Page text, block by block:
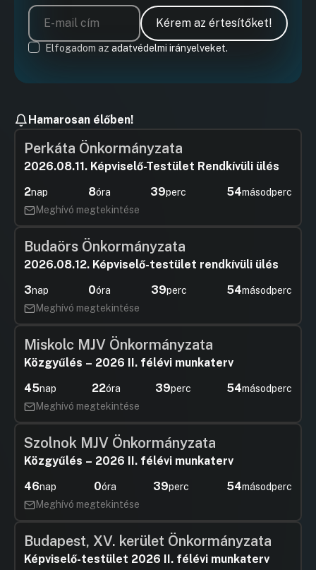
Kérem az értesítőket!
Elfogadom az adatvédelmi irányelveket.
Hamarosan élőben!
Perkáta Önkormányzata
2026.08.11. Képviselő-Testület Rendkívüli ülés
2nap 8óra 39perc 53másodperc
Meghívó megtekintése
Budaörs Önkormányzata
2026.08.12. Képviselő-testület rendkívüli ülés
3nap 0óra 39perc 53másodperc
Meghívó megtekintése
Miskolc MJV Önkormányzata
Közgyűlés – 2026 II. félévi munkaterv
45nap 22óra 39perc 54másodperc
Meghívó megtekintése
Szolnok MJV Önkormányzata
Közgyűlés – 2026 II. félévi munkaterv
46nap 0óra 39perc 54másodperc
Meghívó megtekintése
Budapest, XV. kerület Önkormányzata
Képviselő-testület 2026 II. félévi munkaterv